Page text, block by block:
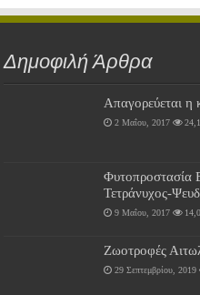
Δημοφιλή Άρθρα
Απαγορεύεται
2 Μαΐου, 2017
Φυτοπροστασία
Τετράνυχος-
9 Μαΐου, 2017
Ζωοτροφές
29 Σεπτεμβρίου, 2019